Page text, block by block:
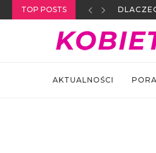
TOP POSTS NA
AKTUALNOŚCI